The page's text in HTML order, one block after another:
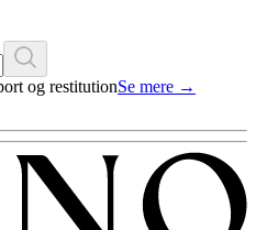
og restitutionSe mere →